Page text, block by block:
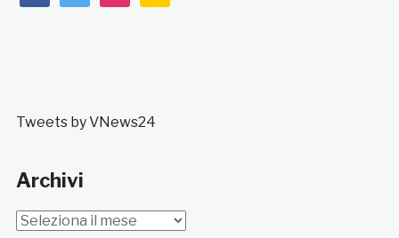
Tweets by VNews24
Archivi
Archivi